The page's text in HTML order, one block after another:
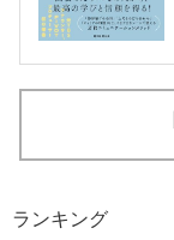
ランキング